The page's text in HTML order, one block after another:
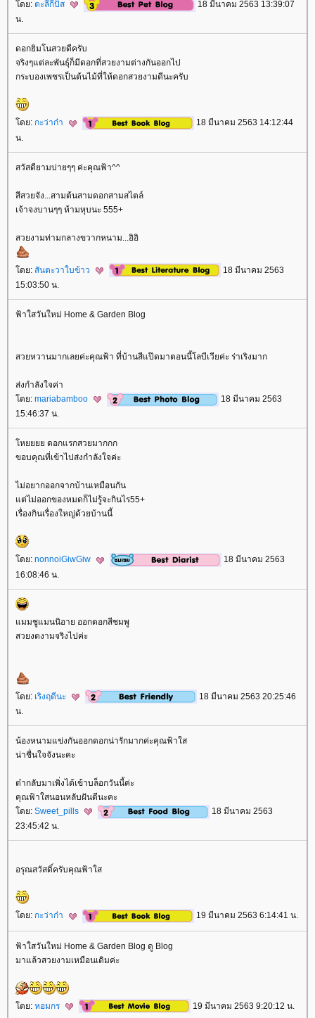
ดย: ตะลีกีปัส
18 มีนาคม 2563 13:39:07
น.
ดอกยิมโนสวยดีครับ
จริงๆแต่ละพันธุ์ก็มีดอกที่สวยงามต่างกันออกไป
กระบองเพชรเป็นต้นไม้ที่ให้ดอกสวยงามดีนะครับ
ดย: กะว่าก๋า
18 มีนาคม 2563 14:12:44
น.
สวัสดียามบ่ายๆๆ ค่ะคุณฟ้า^^
สีสวยจัง...สามต้นสามดอกสามสไตล์
เจ้าจงบานๆๆ ห้ามหุบนะ 555+
สวยงามท่ามกลางขวากหนาม...อิอิ
ดย: สันตะวาใบข้าว
18 มีนาคม 2563
15:03:50 น.
ฟ้าใสวันใหม่ Home & Garden Blog
สวยหวานมากเลยค่ะคุณฟ้า ที่บ้านสีแป๊ดมาตอนนี้โลบีเวียค่ะ ร่าเริงมาก
ส่งกำลังใจค่า
ดย: mariabamboo
18 มีนาคม 2563
15:46:37 น.
หยยยย ดอกแรกสวยมากกก
ขอบคุณที่เข้าไปส่งกำลังใจค่ะ
ไม่อยากออกจากบ้านเหมือนกัน
ต่ไม่ออกของหมดก็ไม่รู้จะกินไร55+
เรื่องกินเรื่องใหญ่ด้วยบ้านนี้
ดย: nonnoiGiwGiw
18 มีนาคม 2563
16:08:46 น.
มมชูแมนนิอาย ออกดอกสีชมพู
สวยงดงามจริงไปค่ะ
ดย: เริงฤดีนะ
18 มีนาคม 2563 20:25:46
น.
น้องหนามแข่งกันออกดอกน่ารักมากค่ะคุณฟ้าใส
น่าชื่นใจจังนะคะ
ต๋ากลับมาเพิ่งได้เข้าบล็อกวันนี้ค่ะ
คุณฟ้าใสนอนหลับฝันดีนะคะ
ดย: Sweet_pills
18 มีนาคม 2563
23:45:42 น.
อรุณสวัสดิ์ครับคุณฟ้าใส
ดย: กะว่าก๋า 19 มีนาคม 2563 6:14:41 น.
ฟ้าใสวันใหม่ Home & Garden Blog ดู Blog
มาแล้วสวยงามเหมือนเดิมค่ะ
ดย: หอมกร 19 มีนาคม 2563 9:20:12 น.